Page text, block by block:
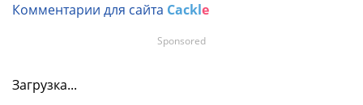
Комментарии для сайта Cackle
Загрузка...
Sponsored